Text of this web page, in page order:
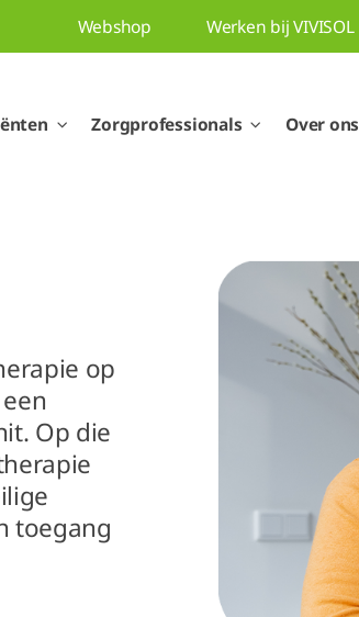
Webshop Werken bij VIVISOL
Zorgprofessionals Over ons
op
Op die
toegang